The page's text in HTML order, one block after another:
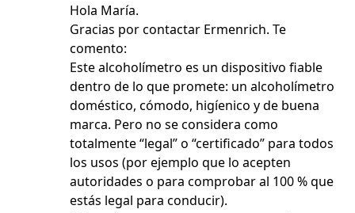
Hola María.
Gracias por contactar Ermenrich. Te
comento:
Este alcoholímetro es un dispositivo fiable
dentro de lo que promete: un alcoholímetro
doméstico, cómodo, higíenico y de buena
marca. Pero no se considera como
totalmente “legal” o “certificado” para todos
los usos (por ejemplo que lo acepten
autoridades o para comprobar al 100 % que
estás legal para conducir).